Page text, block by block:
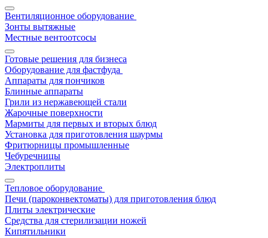
Вентиляционное оборудование
Зонты вытяжные
Местные вентоотсосы
Готовые решения для бизнеса
Оборудование для фастфуда
Аппараты для пончиков
Блинные аппараты
Грили из нержавеющей стали
Жарочные поверхности
Мармиты для первых и вторых блюд
Установка для приготовления шаурмы
Фритюрницы промышленные
Чебуречницы
Электроплиты
Тепловое оборудование
Печи (пароконвектоматы) для приготовления блюд
Плиты электрические
Средства для стерилизации ножей
Кипятильники